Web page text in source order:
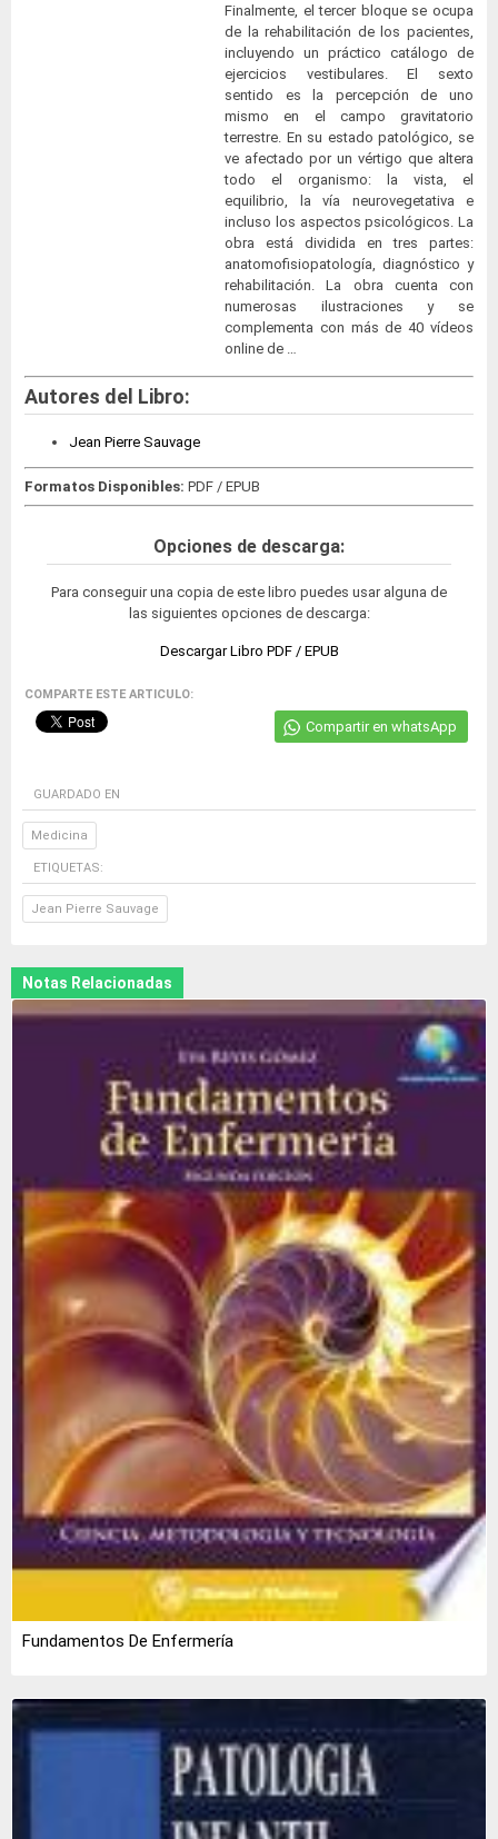
Finalmente, el tercer bloque se ocupa
de la rehabilitación de los pacientes,
incluyendo un práctico catálogo de
ejercicios vestibulares. El sexto
sentido es la percepción de uno
mismo en el campo gravitatorio
terrestre. En su estado patológico, se
ve afectado por un vértigo que altera
todo el organismo: la vista, el
equilibrio, la vía neurovegetativa e
incluso los aspectos psicológicos. La
obra está dividida en tres partes:
anatomofisiopatología, diagnóstico y
rehabilitación. La obra cuenta con
numerosas ilustraciones y se
complementa con más de 40 vídeos
online de …
Autores del Libro:
Jean Pierre Sauvage
Formatos Disponibles: PDF / EPUB
Opciones de descarga:
Para conseguir una copia de este libro puedes usar alguna de
las siguientes opciones de descarga:
Descargar Libro PDF / EPUB
COMPARTE ESTE ARTICULO:
Compartir en whatsApp
GUARDADO EN
Medicina
ETIQUETAS:
Jean Pierre Sauvage
Notas Relacionadas
Fundamentos De Enfermería